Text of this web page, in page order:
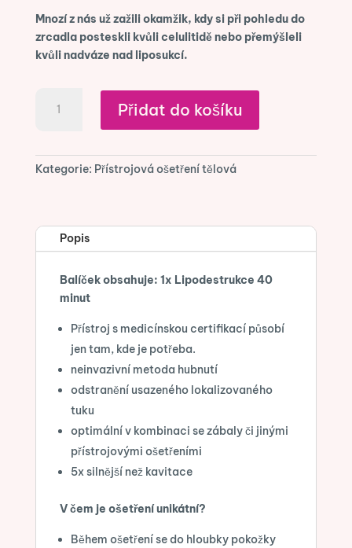
Mnozí z nás už zažili okamžik, kdy si při pohledu do
zrcadla posteskli kvůli celulitidě nebo přemýšleli
kvůli nadváze nad liposukcí.
Lipodestrukce
Přidat do košíku
Kategorie: Přístrojová ošetření tělová
Popis
Balíček obsahuje: 1x Lipodestrukce 40
minut
Přístroj s medicínskou certifikací působí
jen tam, kde je potřeba.
neinvazivní metoda hubnutí
odstranění usazeného lokalizovaného
tuku
optimální v kombinaci se zábaly či jinými
přístrojovými ošetřeními
5x silnější než kavitace
V čem je ošetření unikátní?
Během ošetření se do hloubky pokožky